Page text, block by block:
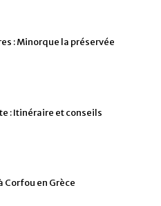
: Minorque la préservée
: Itinéraire et conseils
Corfou en Grèce